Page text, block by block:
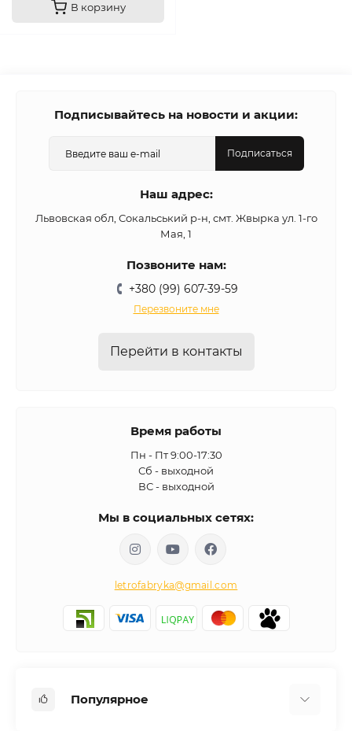
В корзину
Подписывайтесь на новости и акции:
Подписаться
Наш адрес:
Львовская обл, Сокальський р-н, смт. Жвырка ул. 1-го
Мая, 1
Позвоните нам:
+380 (99) 607-39-59
Перезвоните мне
Перейти в контакты
Время работы
Пн - Пт 9:00-17:30
Сб - выходной
ВС - выходной
Мы в социальных сетях:
letrofabryka@gmail.com
Популярное